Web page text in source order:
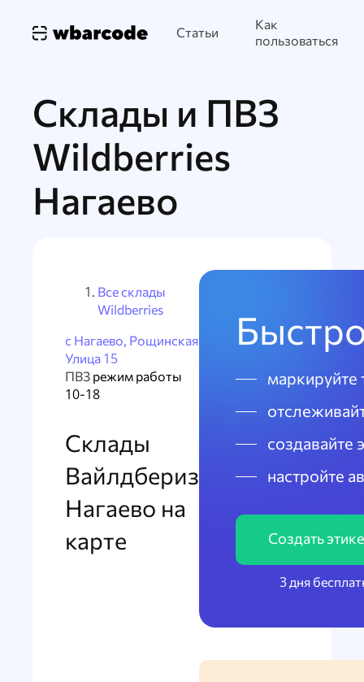
Статьи
Как
пользоваться
Склады и ПВЗ
Wildberries
Нагаево
Все склады
Wildberries
с Нагаево, Рощинская
Улица 15
ПВЗ режим работы
10-18
Склады
Вайлдбериз
Нагаево на
карте
маркируйте
создавайте
настройте
Создать
3 дня